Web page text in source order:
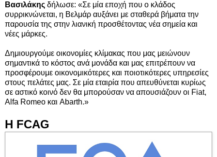
Βασιλάκης δήλωσε: «Σε μία εποχή που ο κλάδος
συρρικνώνεται, η Βελμάρ αυξάνει με σταθερά βήματα την
παρουσία της στην λιανική προσθέτοντας νέα σημεία και
νέες μάρκες.
Δημιουργούμε οικονομίες κλίμακας που μας μειώνουν
σημαντικά το κόστος ανά μονάδα και μας επιτρέπουν να
προσφέρουμε οικονομικότερες και ποιοτικότερες υπηρεσίες
στους πελάτες μας. Σε μία εταιρία που απευθύνεται κυρίως
σε αστικό κοινό δεν θα μπορούσαν να απουσιάζουν οι Fiat,
Alfa Romeo και Abarth.»
Η FCAG